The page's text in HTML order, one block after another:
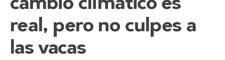
real, pero no culpes a
las vacas